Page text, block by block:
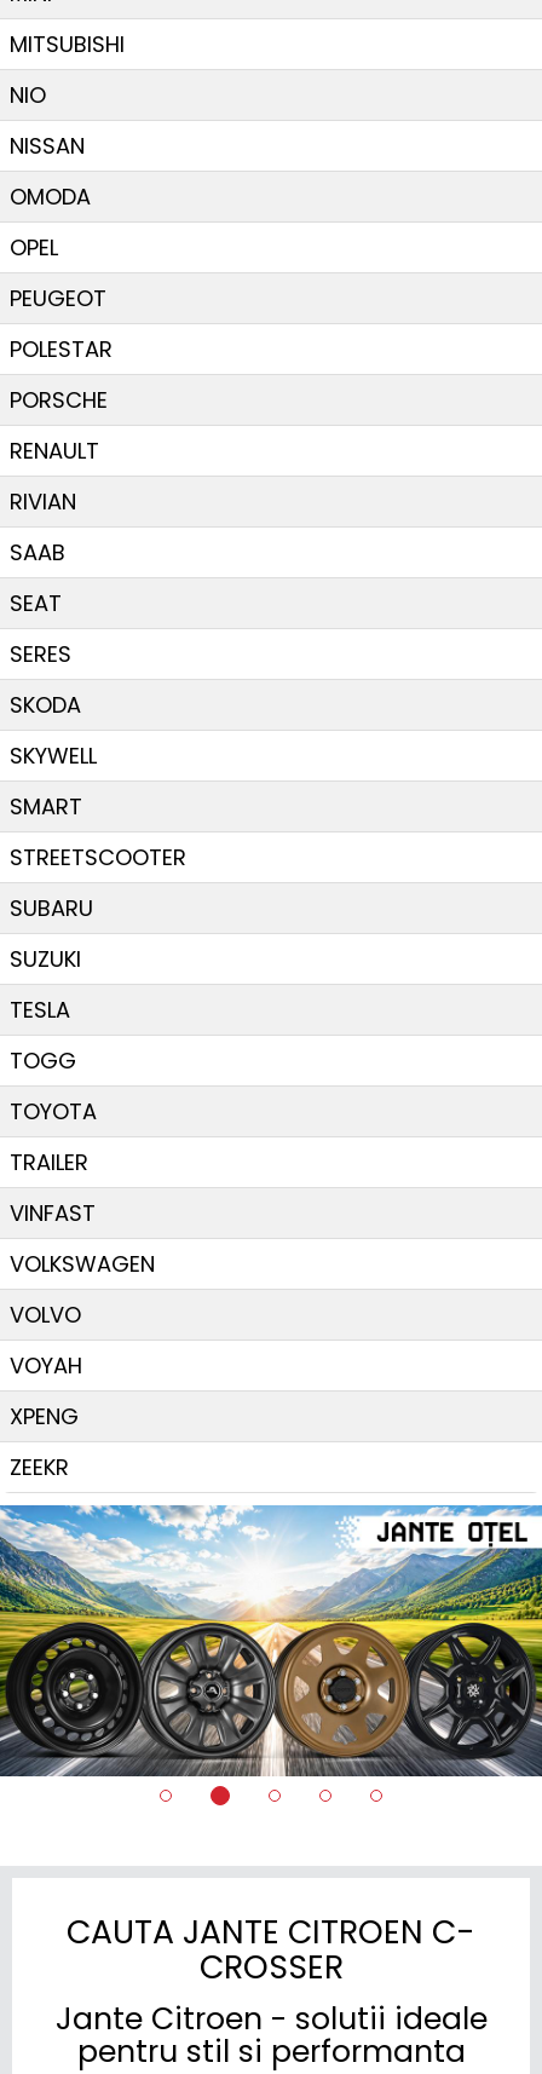
MITSUBISHI
NIO
NISSAN
OMODA
OPEL
PEUGEOT
POLESTAR
PORSCHE
RENAULT
RIVIAN
SAAB
SEAT
SERES
SKODA
SKYWELL
SMART
STREETSCOOTER
SUBARU
SUZUKI
TESLA
TOGG
TOYOTA
TRAILER
VINFAST
VOLKSWAGEN
VOLVO
VOYAH
XPENG
ZEEKR
CAUTA JANTE CITROEN C-
CROSSER
Jante Citroen - solutii ideale
pentru stil si performanta